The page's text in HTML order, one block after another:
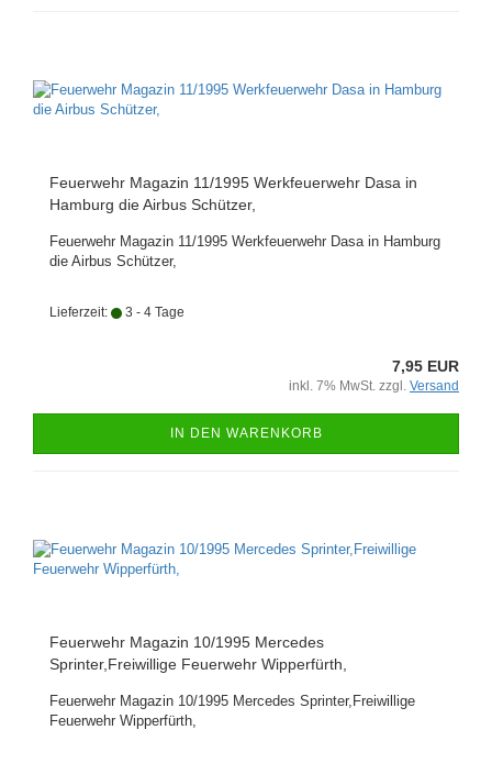
Feuerwehr Magazin 11/1995 Werkfeuerwehr Dasa in
Hamburg die Airbus Schützer,
Feuerwehr Magazin 11/1995 Werkfeuerwehr Dasa in Hamburg
die Airbus Schützer,
Lieferzeit: 3 - 4 Tage
7,95 EUR
inkl. 7% MwSt. zzgl. Versand
IN DEN WARENKORB
Feuerwehr Magazin 10/1995 Mercedes
Sprinter,Freiwillige Feuerwehr Wipperfürth,
Feuerwehr Magazin 10/1995 Mercedes Sprinter,Freiwillige
Feuerwehr Wipperfürth,